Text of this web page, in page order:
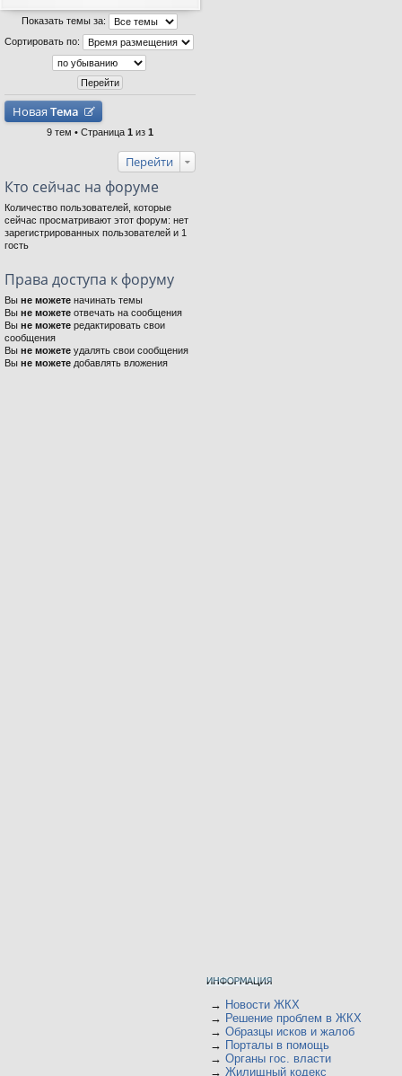
Показать темы за:
Сортировать по:
Новая Тема
9 тем • Страница 1 из 1
Перейти
Кто сейчас на форуме
Количество пользователей, которые
сейчас просматривают этот форум: нет
зарегистрированных пользователей и 1
гость
Права доступа к форуму
Вы не можете начинать темы
Вы не можете отвечать на сообщения
Вы не можете редактировать свои
сообщения
Вы не можете удалять свои сообщения
Вы не можете добавлять вложения
→ Новости ЖКХ
→ Решение проблем в ЖКХ
→ Образцы исков и жалоб
→ Порталы в помощь
→ Органы гос. власти
→ Жилищный кодекс